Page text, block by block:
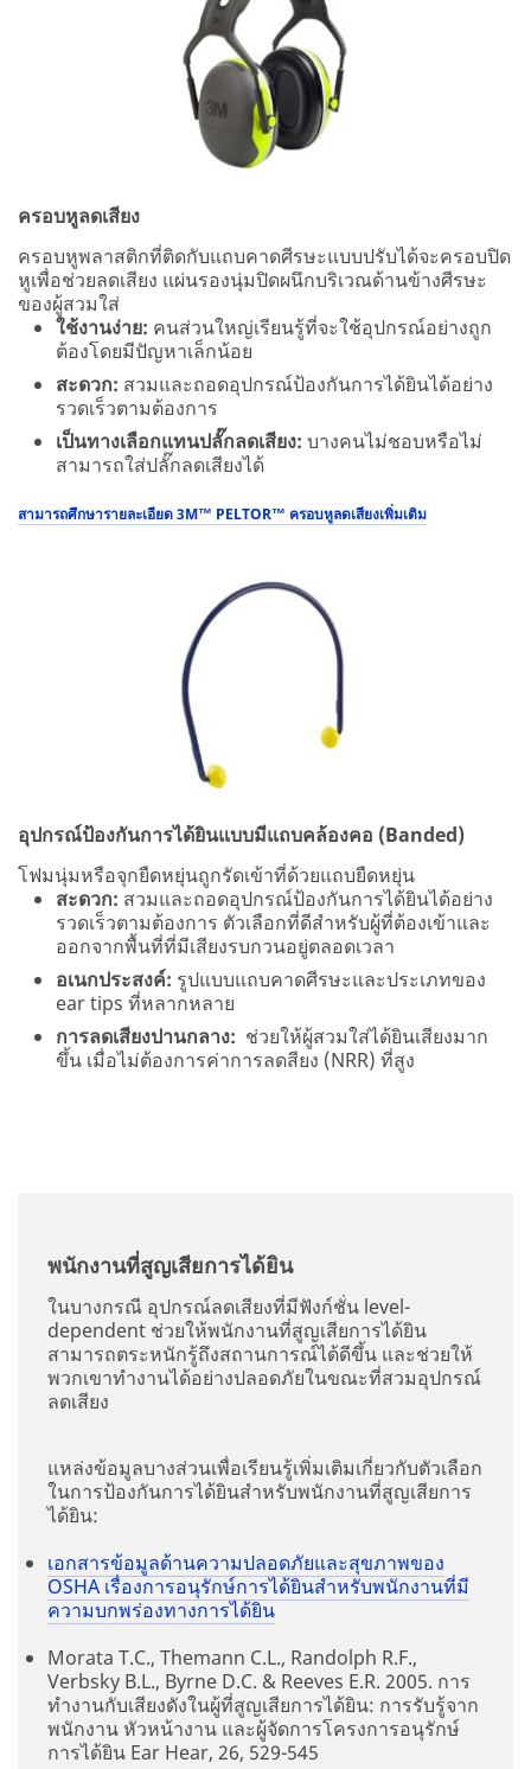
ครอบหูลดเสียง
ครอบหูพลาสติกที่ติดกับแถบคาดศีรษะแบบปรับได้จะครอบปิด
หูเพื่อช่วยลดเสียง แผ่นรองนุ่มปิดผนึกบริเวณด้านข้างศีรษะ
ของผู้สวมใส่
ใช้งานง่าย: คนส่วนใหญ่เรียนรู้ที่จะใช้อุปกรณ์อย่างถูก
ต้องโดยมีปัญหาเล็กน้อย
สะดวก: สวมและถอดอุปกรณ์ป้องกันการได้ยินได้อย่าง
รวดเร็วตามต้องการ
เป็นทางเลือกแทนปลั๊กลดเสียง: บางคนไม่ชอบหรือไม่
สามารถใส่ปลั๊กลดเสียงได้
สามารถศึกษารายละเอียด 3M™ PELTOR™ ครอบหูลดเสียงเพิ่มเติม
อุปกรณ์ป้องกันการได้ยินแบบมีแถบคล้องคอ (Banded)
โฟมนุ่มหรือจุกยืดหยุ่นถูกรัดเข้าที่ด้วยแถบยืดหยุ่น
สะดวก: สวมและถอดอุปกรณ์ป้องกันการได้ยินได้อย่าง
รวดเร็วตามต้องการ ตัวเลือกที่ดีสำหรับผู้ที่ต้องเข้าและ
ออกจากพื้นที่ที่มีเสียงรบกวนอยู่ตลอดเวลา
อเนกประสงค์: รูปแบบแถบคาดศีรษะและประเภทของ
ear tips ที่หลากหลาย
การลดเสียงปานกลาง: ช่วยให้ผู้สวมใส่ได้ยินเสียงมาก
ขึ้น เมื่อไม่ต้องการค่าการลดสียง (NRR) ที่สูง
พนักงานที่สูญเสียการได้ยิน
ในบางกรณี อุปกรณ์ลดเสียงที่มีฟังก์ชั่น level-
dependent ช่วยให้พนักงานที่สูญเสียการได้ยิน
สามารถตระหนักรู้ถึงสถานการณ์ได้ดีขึ้น และช่วยให้
พวกเขาทำงานได้อย่างปลอดภัยในขณะที่สวมอุปกรณ์
ลดเสียง
แหล่งข้อมูลบางส่วนเพื่อเรียนรู้เพิ่มเติมเกี่ยวกับตัวเลือก
ในการป้องกันการได้ยินสำหรับพนักงานที่สูญเสียการ
ได้ยิน:
เอกสารข้อมูลด้านความปลอดภัยและสุขภาพของ
OSHA เรื่องการอนุรักษ์การได้ยินสำหรับพนักงานที่มี
ความบกพร่องทางการได้ยิน
​Morata T.C., Themann C.L., Randolph R.F.,
Verbsky B.L., Byrne D.C. & Reeves E.R. 2005. การ
ทำงานกับเสียงดังในผู้ที่สูญเสียการได้ยิน: การรับรู้จาก
พนักงาน หัวหน้างาน และผู้จัดการโครงการอนุรักษ์
การได้ยิน Ear Hear, 26, 529-545